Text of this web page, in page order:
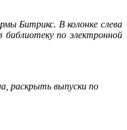
Битрикс. В колонке слева
по электронной
раскрыть выпуски по